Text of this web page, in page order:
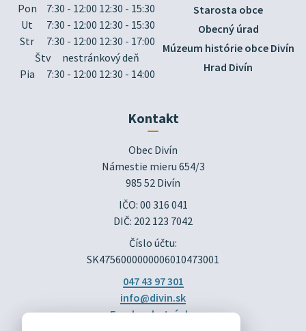
Pon
7:30 - 12:00 12:30 - 15:30
Ut
7:30 - 12:00 12:30 - 15:30
Str
7:30 - 12:00 12:30 - 17:00
Štv
nestránkový deň
Pia
7:30 - 12:00 12:30 - 14:00
Starosta obce
Obecný úrad
Múzeum histórie obce Divín
Hrad Divín
Kontakt
Obec Divín
Námestie mieru 654/3
985 52 Divín
IČO: 00 316 041
DIČ: 202 123 7042
Číslo účtu:
SK4756000000006010473001
047 43 97 301
info@divin.sk
Facebook stránka